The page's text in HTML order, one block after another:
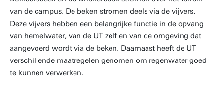
van de campus. De beken stromen deels via de vijvers.
Deze vijvers hebben een belangrijke functie in de opvang
van hemelwater, van de UT zelf en van de omgeving dat
aangevoerd wordt via de beken. Daarnaast heeft de UT
verschillende maatregelen genomen om regenwater goed
te kunnen verwerken.